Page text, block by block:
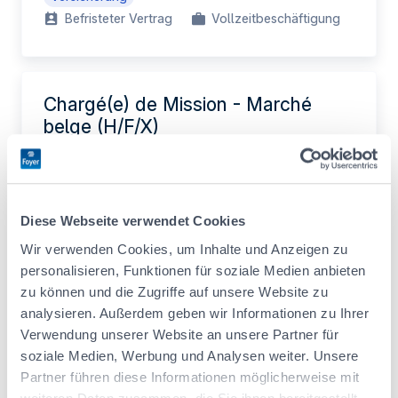
Diese Webseite verwendet Cookies
Wir verwenden Cookies, um Inhalte und Anzeigen zu
personalisieren, Funktionen für soziale Medien anbieten
zu können und die Zugriffe auf unsere Website zu
analysieren. Außerdem geben wir Informationen zu Ihrer
Verwendung unserer Website an unsere Partner für
soziale Medien, Werbung und Analysen weiter. Unsere
Partner führen diese Informationen möglicherweise mit
Befristeter Vertrag
Vollzeitbeschäftigung
Chargé(e) de Mission - Marché
belge (H/F/X)
Actuarial Intern (F/M/X)
Legal / Compliance / Risiko
Praktikum